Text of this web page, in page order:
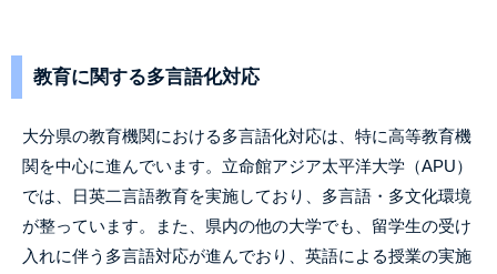
教育に関する多言語化対応
大分県の教育機関における多言語化対応は、特に高等教育機
関を中心に進んでいます。立命館アジア太平洋大学（APU）
では、日英二言語教育を実施しており、多言語・多文化環境
が整っています。また、県内の他の大学でも、留学生の受け
入れに伴う多言語対応が進んでおり、英語による授業の実施